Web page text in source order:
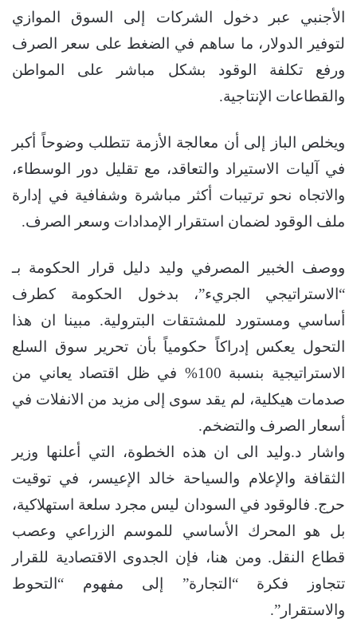
الأجنبي عبر دخول الشركات إلى السوق الموازي
لتوفير الدولار، ما ساهم في الضغط على سعر الصرف
ورفع تكلفة الوقود بشكل مباشر على المواطن
والقطاعات الإنتاجية.
ويخلص الباز إلى أن معالجة الأزمة تتطلب وضوحاً أكبر
في آليات الاستيراد والتعاقد، مع تقليل دور الوسطاء،
والاتجاه نحو ترتيبات أكثر مباشرة وشفافية في إدارة
ملف الوقود لضمان استقرار الإمدادات وسعر الصرف.
ووصف الخبير المصرفي وليد دليل قرار الحكومة بـ
“الاستراتيجي الجريء”، بدخول الحكومة كطرف
أساسي ومستورد للمشتقات البترولية. مبينا ان هذا
التحول يعكس إدراكاً حكومياً بأن تحرير سوق السلع
الاستراتيجية بنسبة 100% في ظل اقتصاد يعاني من
صدمات هيكلية، لم يقد سوى إلى مزيد من الانفلات في
أسعار الصرف والتضخم.
واشار د.وليد الى ان هذه الخطوة، التي أعلنها وزير
الثقافة والإعلام والسياحة خالد الإعيسر، في توقيت
حرج. فالوقود في السودان ليس مجرد سلعة استهلاكية،
بل هو المحرك الأساسي للموسم الزراعي وعصب
قطاع النقل. ومن هنا، فإن الجدوى الاقتصادية للقرار
تتجاوز فكرة “التجارة” إلى مفهوم “التحوط
والاستقرار”.